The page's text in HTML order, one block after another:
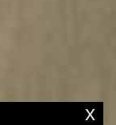
x